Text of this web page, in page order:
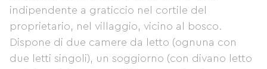
indipendente a graticcio nel cortile del
proprietario, nel villaggio, vicino al bosco.
Dispone di due camere da letto (ognuna con
due letti singoli), un soggiorno (con divano letto